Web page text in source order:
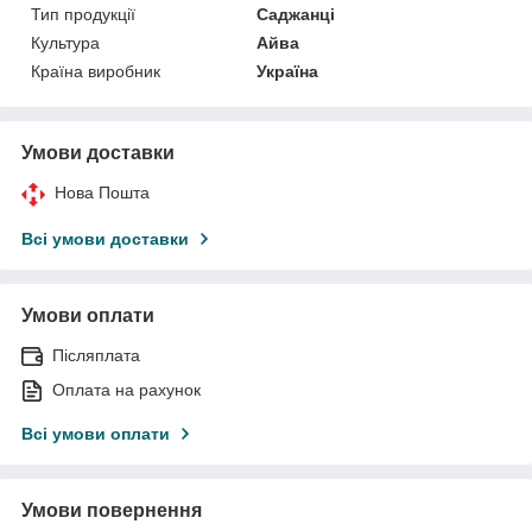
Тип продукції
Саджанці
Культура
Айва
Країна виробник
Україна
Умови доставки
Нова Пошта
Всі умови доставки
Умови оплати
Післяплата
Оплата на рахунок
Всі умови оплати
Умови повернення